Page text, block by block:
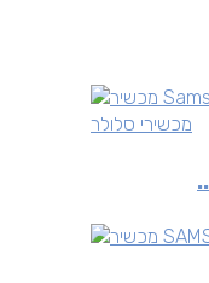
מכשירי סלולר